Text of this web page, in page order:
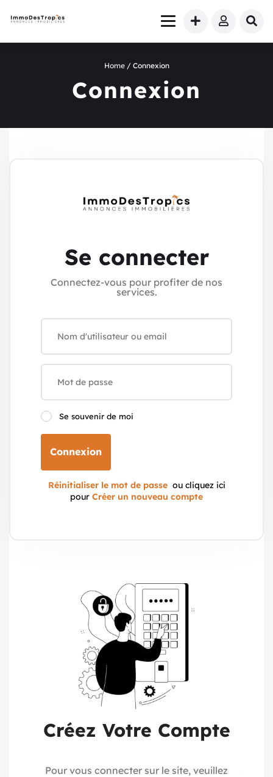
Home/ Connexion
Connexion
Créez Votre Compte
Pour vous connecter sur le site, veuillez
Se connecter
Connectez-vous pour profiter de nos
services.
Se souvenir de moi
Connexion
Réinitialiser le mot de passe ou cliquez ici
pour Créer un nouveau compte